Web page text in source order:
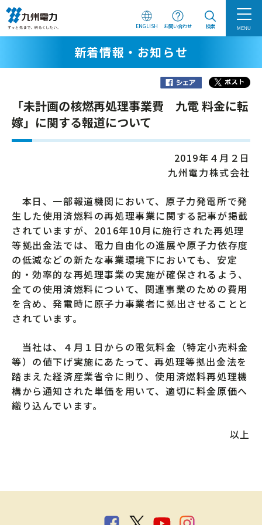
ENGLISH お問い合わせ 検索 MENU
新着情報・お知らせ
「未計画の核燃再処理事業費 九電 料金に転
嫁」に関する報道について
2019年４月２日
九州電力株式会社
本日、一部報道機関において、原子力発電所で発
生した使用済燃料の再処理事業に関する記事が掲載
されていますが、2016年10月に施行された再処理
等拠出金法では、電力自由化の進展や原子力依存度
の低減などの新たな事業環境下においても、安定
的・効率的な再処理事業の実施が確保されるよう、
全ての使用済燃料について、関連事業のための費用
を含め、発電時に原子力事業者に拠出させることと
されています。
当社は、４月１日からの電気料金（特定小売料金
等）の値下げ実施にあたって、再処理等拠出金法を
踏まえた経済産業省令に則り、使用済燃料再処理機
構から通知された単価を用いて、適切に料金原価へ
織り込んでいます。
以上